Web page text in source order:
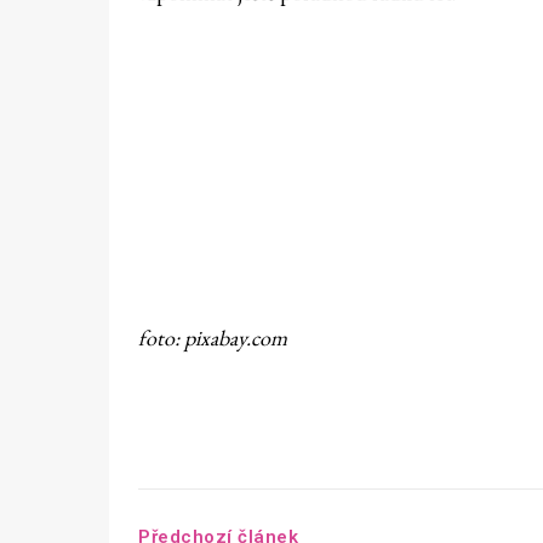
foto: pixabay.com
Předchozí článek